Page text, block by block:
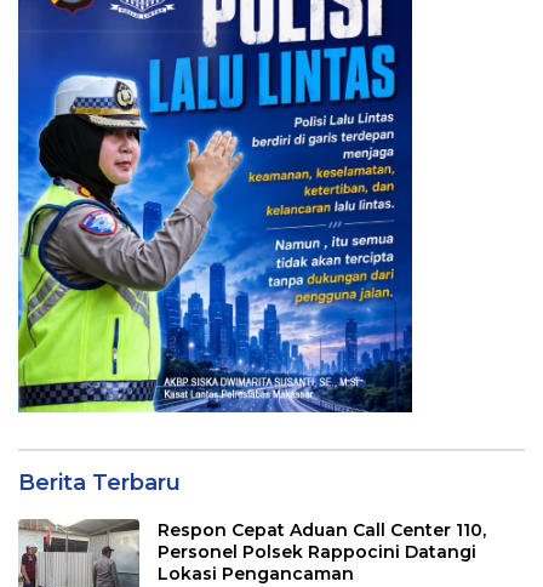
Berita Terbaru
Respon Cepat Aduan Call Center 110,
Personel Polsek Rappocini Datangi
Lokasi Pengancaman